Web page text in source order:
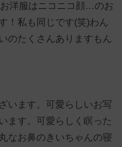
洋服はニコニコ顔…のお
！私も同じです(笑)わん
のたくさんありますもん
います。可愛らしいお写
ます。可愛らしく瞑った
なお鼻のきいちゃんの寝